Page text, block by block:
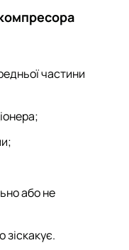
частини
або не